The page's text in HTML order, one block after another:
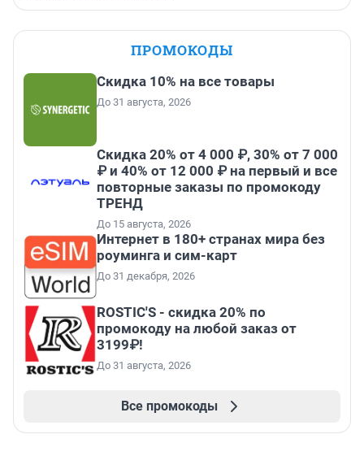
ПРОМОКОДЫ
Скидка 10% на все товары
До 31 августа, 2026
Скидка 20% от 4 000 ₽, 30% от 7 000
₽ и 40% от 12 000 ₽ на первый и все
повторные заказы по промокоду
ТРЕНД
До 15 августа, 2026
Интернет в 180+ странах мира без
роуминга и сим-карт
До 31 декабря, 2026
ROSTIC'S - скидка 20% по
промокоду на любой заказ от
3199₽!
До 31 августа, 2026
Все промокоды